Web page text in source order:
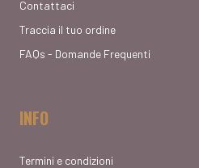
Contattaci
Traccia il tuo ordine
FAQs - Domande Frequenti
INFO
Termini e condizioni